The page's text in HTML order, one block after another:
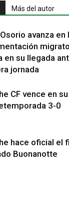
Más del autor
avanza en
en su llegada
jornada
CF vence en
3-0
hace oficial el
Buonanotte